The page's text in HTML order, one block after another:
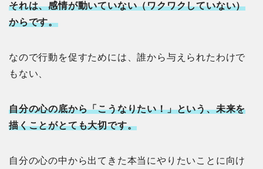
それは、感情が動いていない（ワクワクしていない）
からです。
なので行動を促すためには、誰から与えられたわけで
もない、
自分の心の底から「こうなりたい！」という、未来を
描くことがとても大切です。
自分の心の中から出てきた本当にやりたいことに向け